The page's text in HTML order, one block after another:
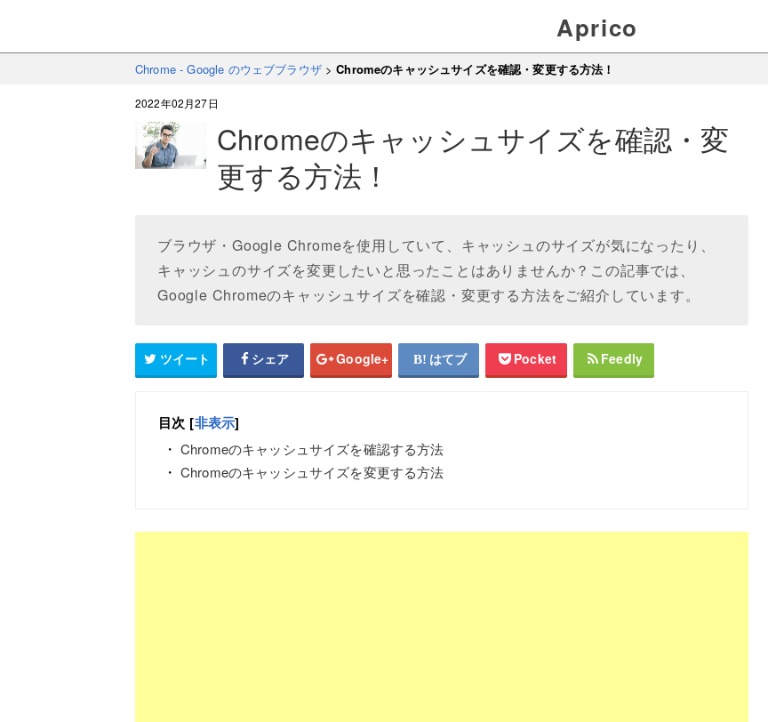
Aprico
Chrome - Google のウェブブラウザ>Chromeのキャッシュサイズを確認・変更する方法！
2022年02月27日
Chromeのキャッシュサイズを確認・変
更する方法！
ブラウザ・Google Chromeを使用していて、キャッシュのサイズが気になったり、
キャッシュのサイズを変更したいと思ったことはありませんか？この記事では、
Google Chromeのキャッシュサイズを確認・変更する方法をご紹介しています。
ツイート シェア Google+ はてブ Pocket Feedly
目次 [非表示]
Chromeのキャッシュサイズを確認する方法
Chromeのキャッシュサイズを変更する方法